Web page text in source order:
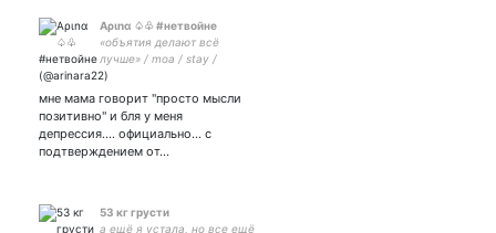
Αριnα ♤♧ #нетвойне
«объятия делают всё
лучше» / moa / stay /
tomoon /
геншин•марвел•маска ;;
не взаимная
мне мама говорит "просто мысли
позитивно" и бля у меня
депрессия.... официально... с
подтверждением от…
53 кг грусти
а ещё я устала, но все ещё